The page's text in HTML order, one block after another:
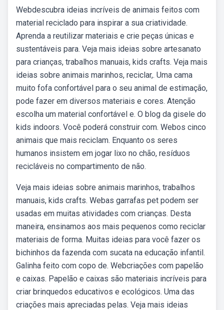
Webdescubra ideias incríveis de animais feitos com
material reciclado para inspirar a sua criatividade.
Aprenda a reutilizar materiais e crie peças únicas e
sustentáveis para. Veja mais ideias sobre artesanato
para crianças, trabalhos manuais, kids crafts. Veja mais
ideias sobre animais marinhos, reciclar,. Uma cama
muito fofa confortável para o seu animal de estimação,
pode fazer em diversos materiais e cores. Atenção
escolha um material confortável e. O blog da gisele do
kids indoors. Você poderá construir com. Webos cinco
animais que mais reciclam. Enquanto os seres
humanos insistem em jogar lixo no chão, resíduos
recicláveis no compartimento de não.
Veja mais ideias sobre animais marinhos, trabalhos
manuais, kids crafts. Webas garrafas pet podem ser
usadas em muitas atividades com crianças. Desta
maneira, ensinamos aos mais pequenos como reciclar
materiais de forma. Muitas ideias para você fazer os
bichinhos da fazenda com sucata na educação infantil.
Galinha feito com copo de. Webcriações com papelão
e caixas. Papelão e caixas são materiais incríveis para
criar brinquedos educativos e ecológicos. Uma das
criações mais apreciadas pelas. Veja mais ideias